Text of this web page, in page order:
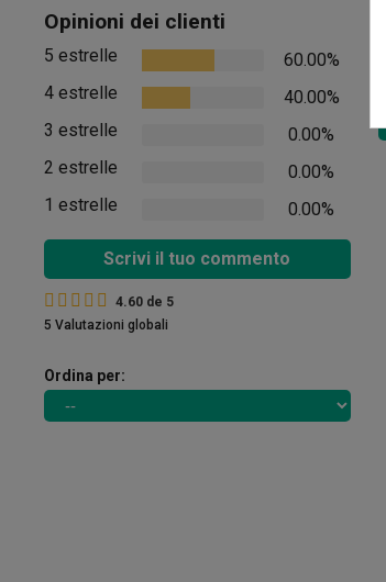
Opinioni dei clienti
5 estrelle
60.00%
4 estrelle
40.00%
3 estrelle
0.00%
2 estrelle
0.00%
1 estrelle
0.00%
Scrivi il tuo commento
4.60 de 5
5 Valutazioni globali
Ordina per: